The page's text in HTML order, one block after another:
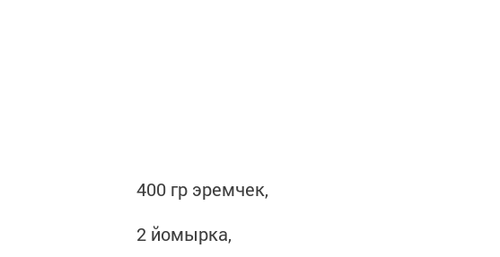
400 гр эремчек,
2 йомырка,